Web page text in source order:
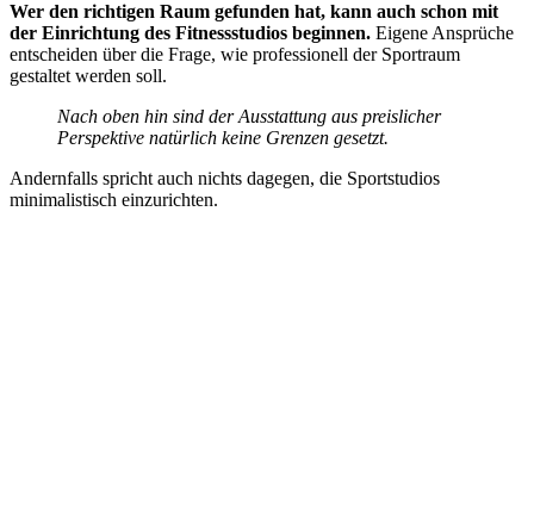
Wer den richtigen Raum gefunden hat, kann auch schon mit
der Einrichtung des Fitnessstudios beginnen. Eigene Ansprüche
entscheiden über die Frage, wie professionell der Sportraum
gestaltet werden soll.
Nach oben hin sind der Ausstattung aus preislicher
Perspektive natürlich keine Grenzen gesetzt.
Andernfalls spricht auch nichts dagegen, die Sportstudios
minimalistisch einzurichten.